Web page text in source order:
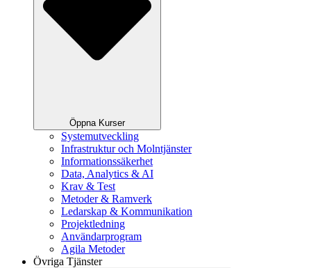
Öppna Kurser
Systemutveckling
Infrastruktur och Molntjänster
Informationssäkerhet
Data, Analytics & AI
Krav & Test
Metoder & Ramverk
Ledarskap & Kommunikation
Projektledning
Användarprogram
Agila Metoder
Övriga Tjänster